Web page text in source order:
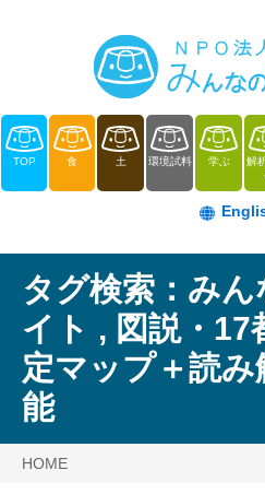
TOP 食 土 環境試料 学ぶ
解
タグ検索： みん
イト , 図説・17
定マップ＋読み
能
HOME